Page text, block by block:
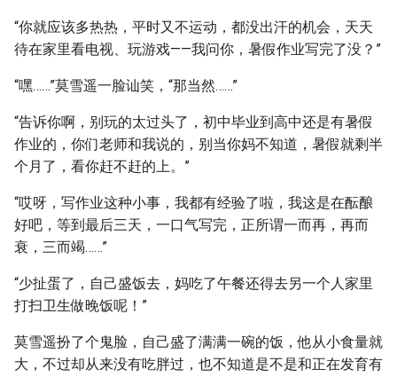
“你就应该多热热，平时又不运动，都没出汗的机会，天天
待在家里看电视、玩游戏——我问你，暑假作业写完了没？”
“嘿……”莫雪遥一脸讪笑，“那当然……”
“告诉你啊，别玩的太过头了，初中毕业到高中还是有暑假
作业的，你们老师和我说的，别当你妈不知道，暑假就剩半
个月了，看你赶不赶的上。”
“哎呀，写作业这种小事，我都有经验了啦，我这是在酝酿
好吧，等到最后三天，一口气写完，正所谓一而再，再而
衰，三而竭……”
“少扯蛋了，自己盛饭去，妈吃了午餐还得去另一个人家里
打扫卫生做晚饭呢！”
莫雪遥扮了个鬼脸，自己盛了满满一碗的饭，他从小食量就
大，不过却从来没有吃胖过，也不知道是不是和正在发育有